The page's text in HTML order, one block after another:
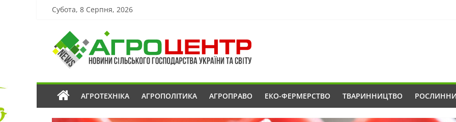
Субота, 8 Серпня, 2026
АГРОТЕХНІКА АГРОПОЛІТИКА АГРОПРАВО ЕКО-ФЕРМЕРСТВО ТВАРИННИЦТВО